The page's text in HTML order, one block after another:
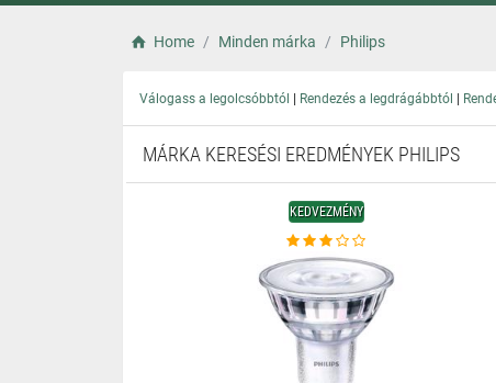
Home Minden márka Philips
Válogass a legolcsóbbtól | Rendezés a legdrágábbtól |
MÁRKA KERESÉSI EREDMÉNYEK PHILIPS
KEDVEZMÉNY